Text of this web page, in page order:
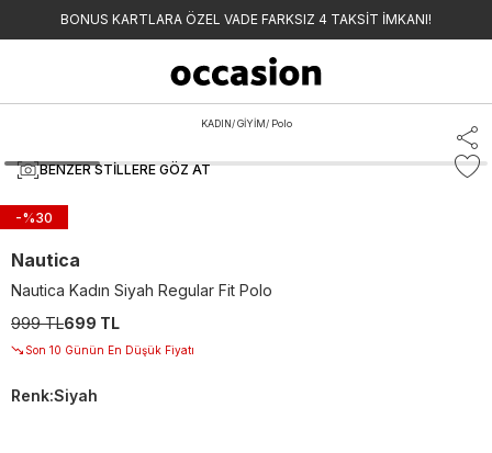
BONUS KARTLARA ÖZEL VADE FARKSIZ 4 TAKSİT İMKANI!
KADIN/ GİYİM/ Polo
BENZER STILLERE GÖZ AT
-%30
Nautica
Nautica Kadın Siyah Regular Fit Polo
999 TL699 TL
Son 10 Günün En Düşük Fiyatı
Renk:Siyah